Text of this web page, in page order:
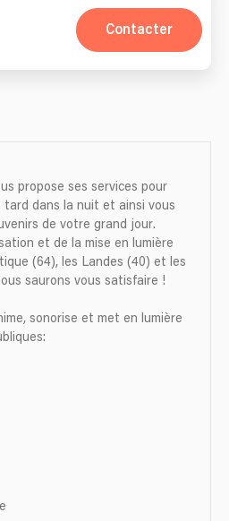
Contacter
propose ses services pour
tard dans la nuit et ainsi vous
de votre grand jour.
et de la mise en lumière
(64), les Landes (40) et les
saurons vous satisfaire !
sonorise et met en lumière